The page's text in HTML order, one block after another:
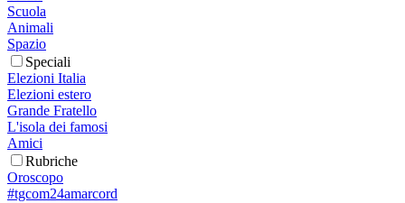
Scuola
Animali
Spazio
Speciali
Elezioni Italia
Elezioni estero
Grande Fratello
L'isola dei famosi
Amici
Rubriche
Oroscopo
#tgcom24amarcord